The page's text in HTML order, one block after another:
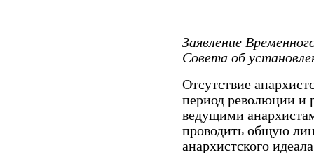
Заявление
Совета об
Отсутствие
период революции и
ведущими
проводить общую
анархистского